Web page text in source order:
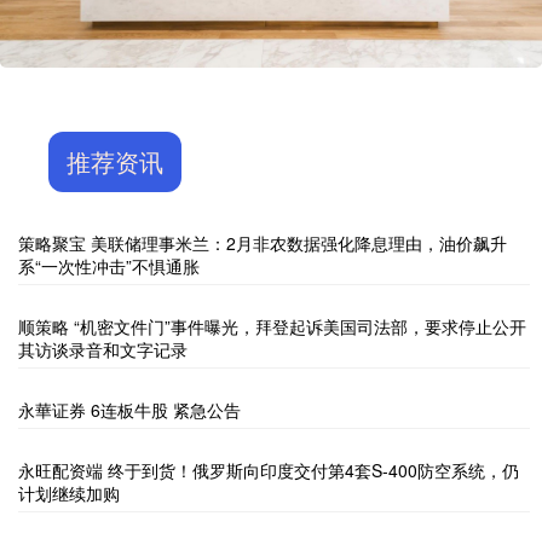
推荐资讯
策略聚宝 美联储理事米兰：2月非农数据强化降息理由，油价飙升
系“一次性冲击”不惧通胀
顺策略 “机密文件门”事件曝光，拜登起诉美国司法部，要求停止公开
其访谈录音和文字记录
永華证券 6连板牛股 紧急公告
永旺配资端 终于到货！俄罗斯向印度交付第4套S-400防空系统，仍
计划继续加购